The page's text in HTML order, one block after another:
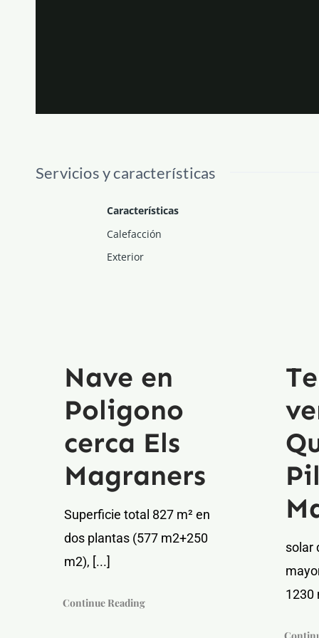
Servicios y características
Características
Calefacción
Exterior
Nave en
Poligono
cerca Els
Magraners
Superficie total 827 m² en
dos plantas (577 m2+250
m2), [...]
Continue Reading
solar
1230